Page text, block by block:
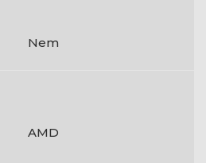
Nem
AMD